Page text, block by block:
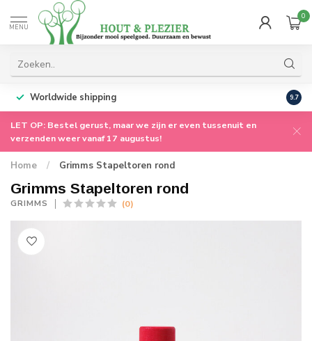
MENU
0
Worldwide shipping 9.7
LET OP: Bestel gerust, maar we zijn er even tussenuit en
verzenden weer vanaf 17 augustus!
Home / Grimms Stapeltoren rond
Grimms Stapeltoren rond
GRIMMS (0)